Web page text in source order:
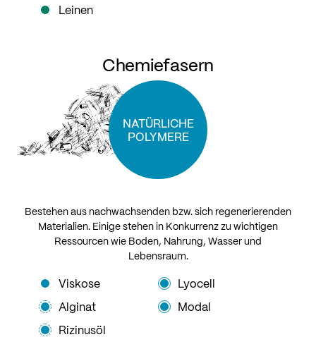
Leinen
Chemiefasern
NATÜRLICHE
POLYMERE
Bestehen aus nachwachsenden bzw. sich regenerierenden
Materialien. Einige stehen in Konkurrenz zu wichtigen
Ressourcen wie Boden, Nahrung, Wasser und
Lebensraum.
Viskose
Lyocell
Alginat
Modal
Rizinusöl